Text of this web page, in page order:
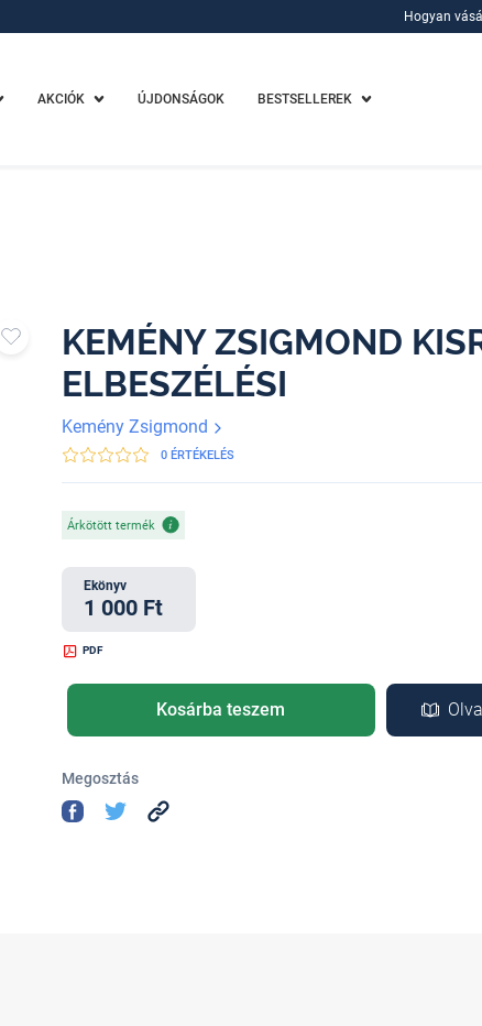
Hogyan
AKCIÓK ÚJDONSÁGOK BESTSELLEREK
KEMÉNY ZSIGMOND
ELBESZÉLÉSI
Kemény Zsigmond
0 ÉRTÉKELÉS
Árkötött termék
Ekönyv
1 000 Ft
PDF
Kosárba teszem
Megosztás